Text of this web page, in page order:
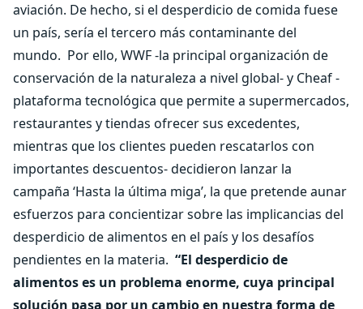
aviación. De hecho, si el desperdicio de comida fuese
un país, sería el tercero más contaminante del
mundo. Por ello, WWF -la principal organización de
conservación de la naturaleza a nivel global- y Cheaf -
plataforma tecnológica que permite a supermercados,
restaurantes y tiendas ofrecer sus excedentes,
mientras que los clientes pueden rescatarlos con
importantes descuentos- decidieron lanzar la
campaña ‘Hasta la última miga’, la que pretende aunar
esfuerzos para concientizar sobre las implicancias del
desperdicio de alimentos en el país y los desafíos
pendientes en la materia. “El desperdicio de
alimentos es un problema enorme, cuya principal
solución pasa por un cambio en nuestra forma de